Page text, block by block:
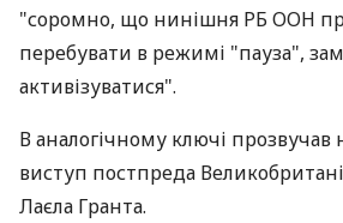
"соромно, що нинішня РБ ООН
перебувати в режимі "пауза",
активізуватися".
В аналогічному ключі прозвучав
виступ постпреда
Лаєла Гранта.